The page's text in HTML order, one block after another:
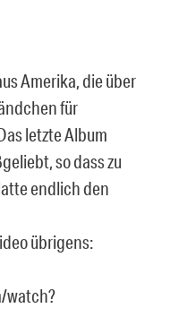
Amerika, die über
für
letzte Album
so dass zu
endlich den
übrigens:
watch?